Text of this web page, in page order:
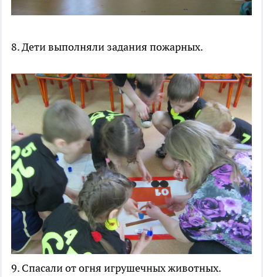
8. Дети выполняли задания пожарных.
9. Спасали от огня игрушечных животных.